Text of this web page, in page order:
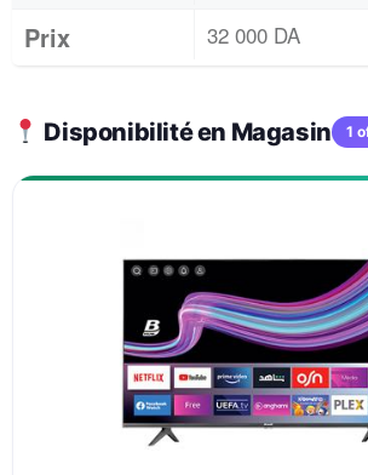
Prix 32 000 DA
Disponibilité en Magasin 1